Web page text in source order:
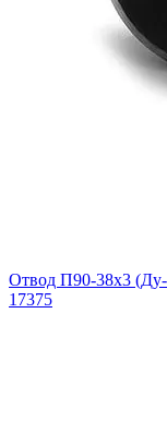
Отвод П90-38х3
17375